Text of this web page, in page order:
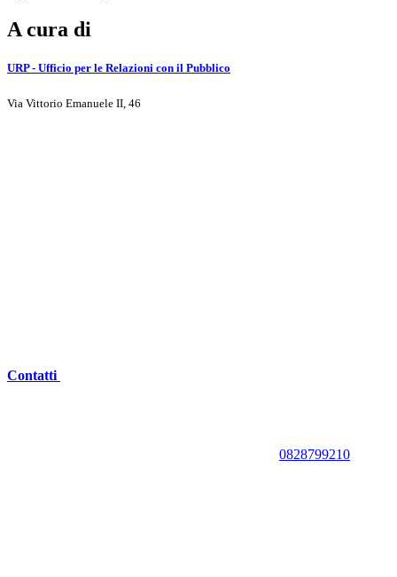
A cura di
URP - Ufficio per le Relazioni con il Pubblico
Via Vittorio Emanuele II, 46
Contatti
0828799210